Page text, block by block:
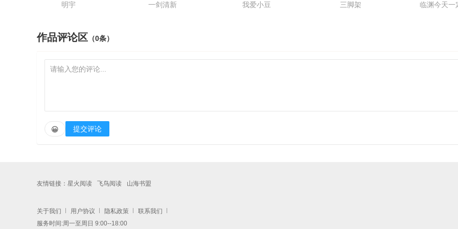
明宇 一剑清新 我爱小豆 三脚架 临渊今天一
作品评论区 （0条）
😀 提交评论
友情链接： 星火阅读 飞鸟阅读 山海书盟
关于我们 用户协议 隐私政策
联系我们
服务时间:周一至周日 9:00--18:00